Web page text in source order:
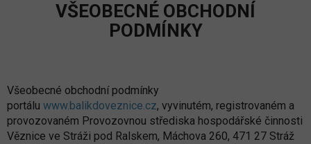
VŠEOBECNÉ OBCHODNÍ
PODMÍNKY
Všeobecné obchodní podmínky
portálu www.balikdoveznice.cz, vyvinutém, registrovaném a
provozovaném Provozovnou střediska hospodářské činnosti
Věznice ve Stráži pod Ralskem, Máchova 260, 471 27 Stráž